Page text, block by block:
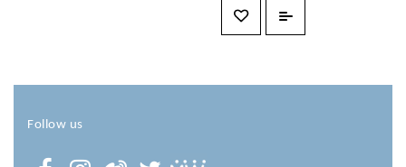
Follow us